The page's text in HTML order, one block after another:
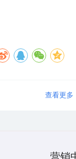
查看更多
营销